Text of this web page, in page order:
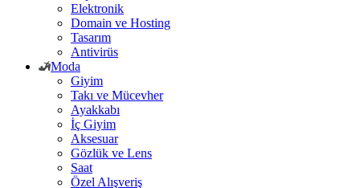
Elektronik
Domain ve Hosting
Tasarım
Antivirüs
Moda
Giyim
Takı ve Mücevher
Ayakkabı
İç Giyim
Aksesuar
Gözlük ve Lens
Saat
Özel Alışveriş